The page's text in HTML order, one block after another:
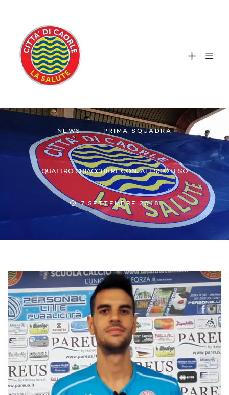
NEWS PRIMA SQUADRA
QUATTRO CHIACCHIERE CON…ALESSIO TESO
7 SETTEMBRE 2018